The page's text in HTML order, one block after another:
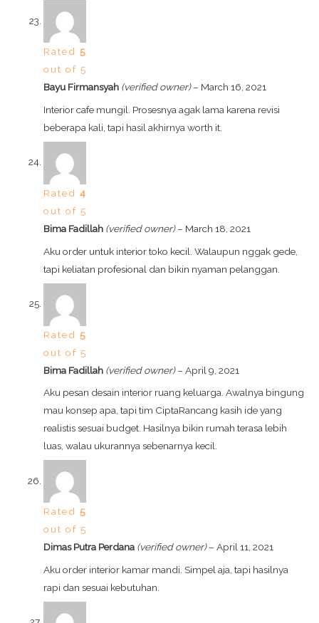
Rated5
out of 5
Bayu Firmansyah (verified owner) – March 16, 2021
Interior cafe mungil. Prosesnya agak lama karena revisi
beberapa kali, tapi hasil akhirnya worth it.
Rated4
out of 5
Bima Fadillah (verified owner) – March 18, 2021
Aku order untuk interior toko kecil. Walaupun nggak gede,
tapi keliatan profesional dan bikin nyaman pelanggan.
Rated5
out of 5
Bima Fadillah (verified owner) – April 9, 2021
Aku pesan desain interior ruang keluarga. Awalnya bingung
mau konsep apa, tapi tim CiptaRancang kasih ide yang
realistis sesuai budget. Hasilnya bikin rumah terasa lebih
luas, walau ukurannya sebenarnya kecil.
Rated5
out of 5
Dimas Putra Perdana (verified owner) – April 11, 2021
Aku order interior kamar mandi. Simpel aja, tapi hasilnya
rapi dan sesuai kebutuhan.